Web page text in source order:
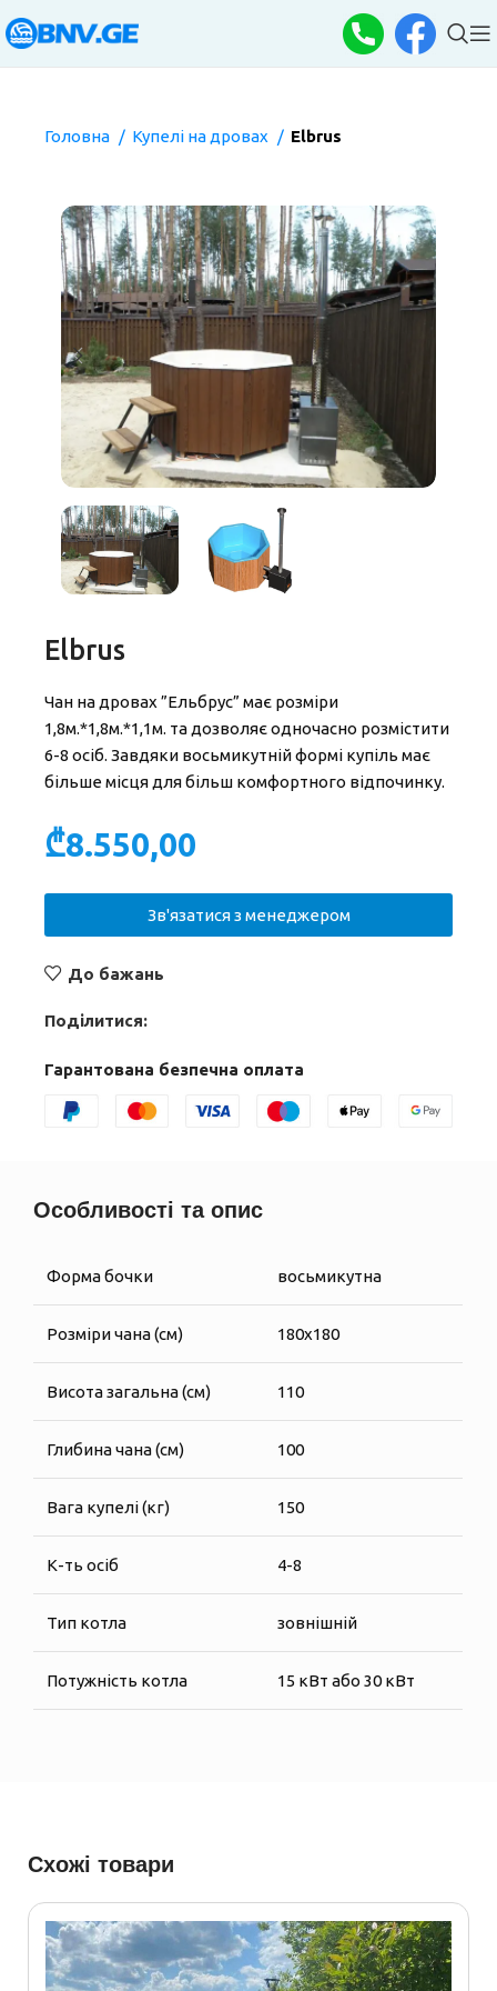
Головна Купелі на дровах Elbrus
Elbrus
Чан на дровах ”Ельбрус” має розміри
1,8м.*1,8м.*1,1м. та дозволяє одночасно розмістити
6-8 осіб. Завдяки восьмикутній формі купіль має
більше місця для більш комфортного відпочинку.
₾8.550,00
Зв'язатися з менеджером
До бажань
Поділитися:
Гарантована безпечна оплата
Особливості та опис
Форма бочки восьмикутна
Розміри чана (см) 180х180
Висота загальна (см) 110
Глибина чана (см) 100
Вага купелі (кг) 150
К-ть осіб 4-8
Тип котла зовнішній
Потужність котла 15 кВт або 30 кВт
Схожі товари